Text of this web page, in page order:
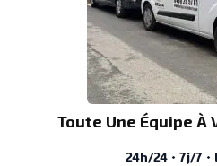
Toute Une Équipe
24h/24 · 7j/7 ·